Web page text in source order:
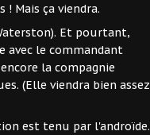
Mais ça viendra.
Et pourtant,
avec le commandant
la compagnie
(Elle viendra bien assez
est tenu par l'androïde.